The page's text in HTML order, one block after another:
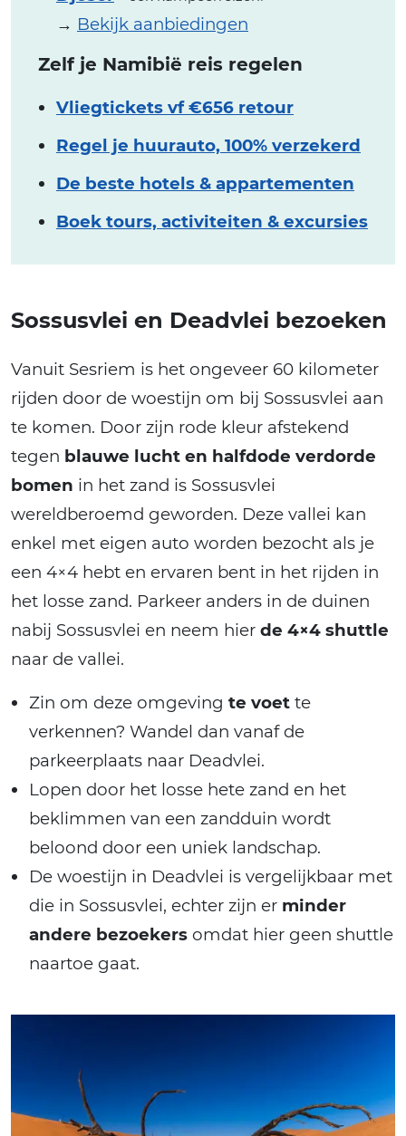
→ Bekijk aanbiedingen
Zelf je Namibië reis regelen
Vliegtickets vf €656 retour
Regel je huurauto, 100% verzekerd
De beste hotels & appartementen
Boek tours, activiteiten & excursies
Sossusvlei en Deadvlei bezoeken
Vanuit Sesriem is het ongeveer 60 kilometer
rijden door de woestijn om bij Sossusvlei aan
te komen. Door zijn rode kleur afstekend
tegen blauwe lucht en halfdode verdorde
bomen in het zand is Sossusvlei
wereldberoemd geworden. Deze vallei kan
enkel met eigen auto worden bezocht als je
een 4×4 hebt en ervaren bent in het rijden in
het losse zand. Parkeer anders in de duinen
nabij Sossusvlei en neem hier de 4×4 shuttle
naar de vallei.
Zin om deze omgeving te voet te
verkennen? Wandel dan vanaf de
parkeerplaats naar Deadvlei.
Lopen door het losse hete zand en het
beklimmen van een zandduin wordt
beloond door een uniek landschap.
De woestijn in Deadvlei is vergelijkbaar met
die in Sossusvlei, echter zijn er minder
andere bezoekers omdat hier geen shuttle
naartoe gaat.